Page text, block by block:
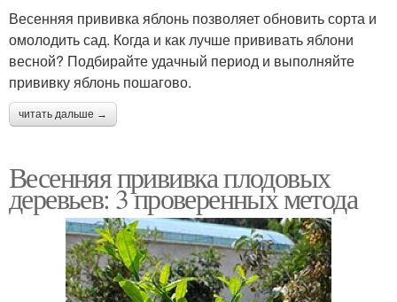
Весенняя прививка яблонь позволяет обновить сорта и
омолодить сад. Когда и как лучше прививать яблони
весной? Подбирайте удачный период и выполняйте
прививку яблонь пошагово.
читать дальше →
Весенняя прививка плодовых
деревьев: 3 проверенных метода